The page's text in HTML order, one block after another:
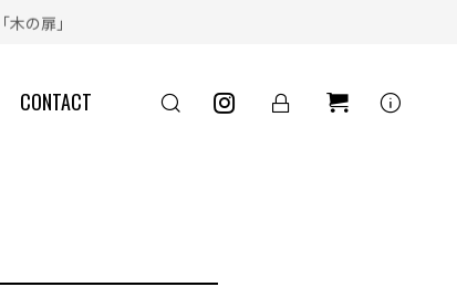
の扉」
CONTACT info